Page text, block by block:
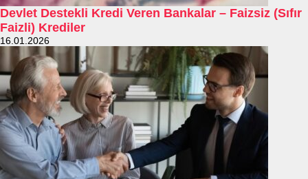
Devlet Destekli Kredi Veren Bankalar – Faizsiz (Sıfır
Faizli) Krediler
16.01.2026